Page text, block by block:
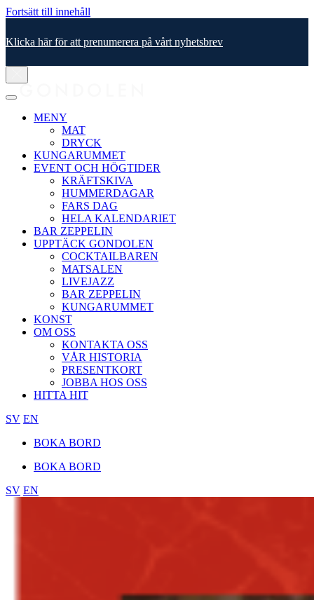
Fortsätt till innehåll
Klicka här för att prenumerera på vårt nyhetsbrev
MENY
MAT
DRYCK
KUNGARUMMET
EVENT OCH HÖGTIDER
KRÄFTSKIVA
HUMMERDAGAR
FARS DAG
HELA KALENDARIET
BAR ZEPPELIN
UPPTÄCK GONDOLEN
COCKTAILBAREN
MATSALEN
LIVEJAZZ
BAR ZEPPELIN
KUNGARUMMET
KONST
OM OSS
KONTAKTA OSS
VÅR HISTORIA
PRESENTKORT
JOBBA HOS OSS
HITTA HIT
SV EN
BOKA BORD
BOKA BORD
SV EN